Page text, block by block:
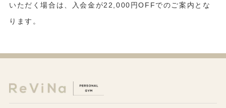
いただく場合は、入会金が22,000円OFFでのご案内とな
ります。